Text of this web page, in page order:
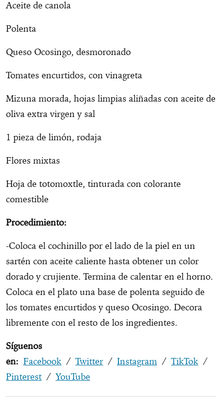
Aceite de canola
Polenta
Queso Ocosingo, desmoronado
Tomates encurtidos, con vinagreta
Mizuna morada, hojas limpias aliñadas con aceite de
oliva extra virgen y sal
1 pieza de limón, rodaja
Flores mixtas
Hoja de totomoxtle, tinturada con colorante
comestible
Procedimiento:
-Coloca el cochinillo por el lado de la piel en un
sartén con aceite caliente hasta obtener un color
dorado y crujiente. Termina de calentar en el horno.
Coloca en el plato una base de polenta seguido de
los tomates encurtidos y queso Ocosingo. Decora
libremente con el resto de los ingredientes.
Síguenos
en: Facebook / Twitter / Instagram / TikTok /
Pinterest / YouTube